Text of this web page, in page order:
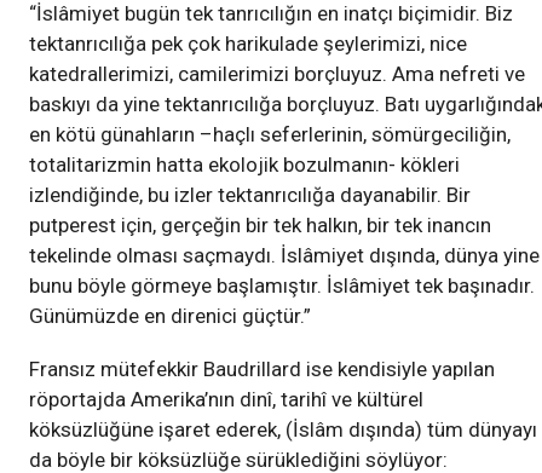
“İslâmiyet bugün tek tanrıcılığın en inatçı biçimidir. Biz
tektanrıcılığa pek çok harikulade şeylerimizi, nice
katedrallerimizi, camilerimizi borçluyuz. Ama nefreti ve
baskıyı da yine tektanrıcılığa borçluyuz. Batı
en kötü günahların –haçlı seferlerinin, sömürgeciliğin,
totalitarizmin hatta ekolojik bozulmanın- kökleri
izlendiğinde, bu izler tektanrıcılığa dayanabilir. Bir
putperest için, gerçeğin bir tek halkın, bir tek inancın
tekelinde olması saçmaydı. İslâmiyet dışında, dünya yine
bunu böyle görmeye başlamıştır. İslâmiyet tek başınadır.
Günümüzde en direnici güçtür.”
Fransız mütefekkir Baudrillard ise kendisiyle yapılan
röportajda Amerika’nın dinî, tarihî ve kültürel
köksüzlüğüne işaret ederek, (İslâm dışında) tüm dünyayı
da böyle bir köksüzlüğe sürüklediğini söylüyor: